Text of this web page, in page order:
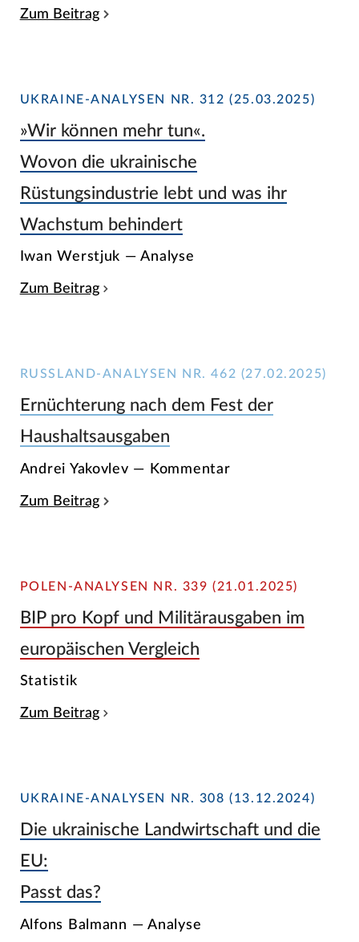
Zum Beitrag
UKRAINE-ANALYSEN NR. 312 (25.03.2025)
»Wir können mehr tun«.
Wovon die ukrainische
Rüstungsindustrie lebt und was ihr
Wachstum behindert
Iwan Werstjuk — Analyse
Zum Beitrag
RUSSLAND-ANALYSEN NR. 462 (27.02.2025)
Ernüchterung nach dem Fest der
Haushaltsausgaben
Andrei Yakovlev — Kommentar
Zum Beitrag
POLEN-ANALYSEN NR. 339 (21.01.2025)
BIP pro Kopf und Militärausgaben im
europäischen Vergleich
Statistik
Zum Beitrag
UKRAINE-ANALYSEN NR. 308 (13.12.2024)
Die ukrainische Landwirtschaft und die
EU:
Passt das?
Alfons Balmann — Analyse